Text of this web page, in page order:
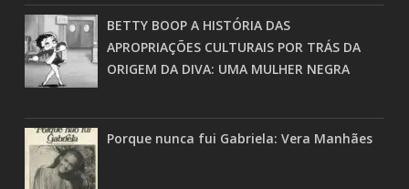
BETTY BOOP A HISTÓRIA DAS
APROPRIAÇÕES CULTURAIS POR TRÁS DA
ORIGEM DA DIVA: UMA MULHER NEGRA
Porque nunca fui Gabriela: Vera Manhães